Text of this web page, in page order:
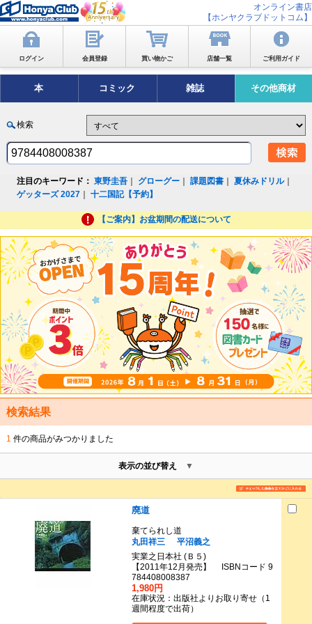
オンライン書店
【ホンヤクラブドットコム】
ログイン 会員登録 買い物かご 店舗一覧 ご利用ガイド
本 コミック 雑誌 その他商材
検索
注目のキーワード： 東野圭吾 グローグー ｜課題図書 ｜夏休みドリル｜
ゲッターズ 2027 ｜十二国記【予約】
【ご案内】お盆期間の配送について
検索結果
1 件の商品がみつかりました
表示の並び替え
廃道
棄てられし道
丸田祥三
平沼義之
実業之日本社 (Ｂ５)
【2011年12月発売】 ISBNコード 9
784408008387
1,980円
在庫状況：出版社よりお取り寄せ（1
週間程度で出荷）